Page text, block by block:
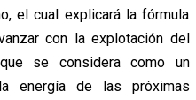
el cual explicará la fórmula
con la explotación del
se considera como un
energía de las próximas